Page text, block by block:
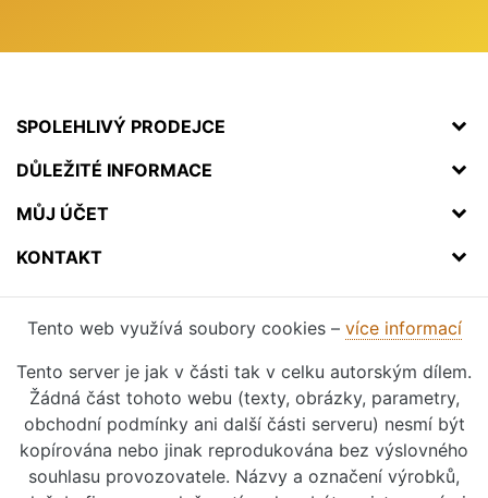
SPOLEHLIVÝ PRODEJCE
DŮLEŽITÉ INFORMACE
MŮJ ÚČET
KONTAKT
Tento web využívá soubory cookies – více informací
Tento server je jak v části tak v celku autorským dílem.
Žádná část tohoto webu (texty, obrázky, parametry,
obchodní podmínky ani další části serveru) nesmí být
kopírována nebo jinak reprodukována bez výslovného
souhlasu provozovatele. Názvy a označení výrobků,